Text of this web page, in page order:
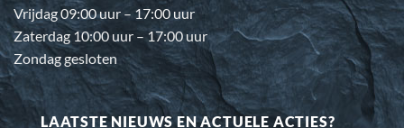
Vrijdag 09:00 uur – 17:00 uur
Zaterdag 10:00 uur – 17:00 uur
Zondag gesloten
LAATSTE NIEUWS EN ACTUELE ACTIES?